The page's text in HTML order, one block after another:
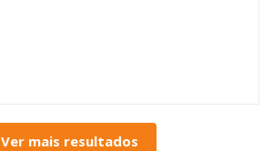
Ver mais resultados